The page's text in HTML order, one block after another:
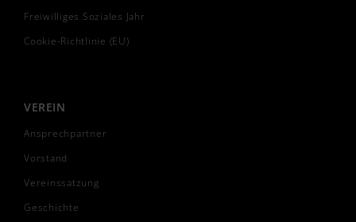
Freiwilliges Soziales Jahr
Cookie-Richtlinie (EU)
VEREIN
Ansprechpartner
Vorstand
Vereinssatzung
Geschichte